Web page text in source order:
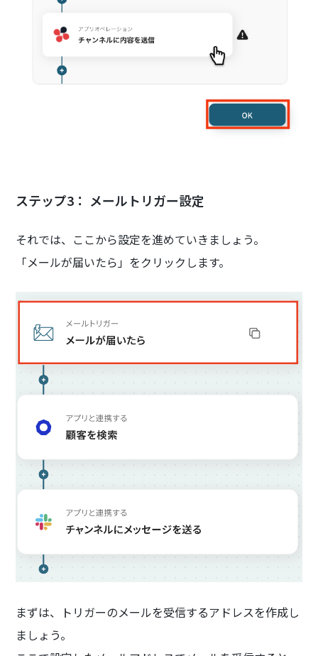
ステップ3： メールトリガー設定
それでは、ここから設定を進めていきましょう。
「メールが届いたら」をクリックします。
まずは、トリガーのメールを受信するアドレスを作成し
ましょう。